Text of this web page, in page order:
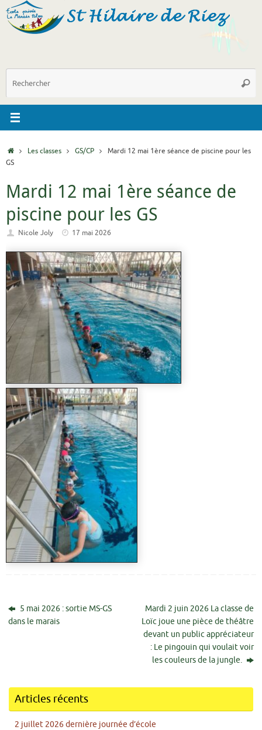
Passer
au
contenu
AccueilLes classes GS/CP
Mardi 12 mai 1ère séance de piscine pour les
GS
Mardi 12 mai 1ère séance de
piscine pour les GS
Nicole Joly 17 mai 2026
5 mai 2026 : sortie MS-GS
dans le marais
Mardi 2 juin 2026 La classe de
Loïc joue une pièce de théâtre
devant un public appréciateur
: Le pingouin qui voulait voir
les couleurs de la jungle.
Articles récents
2 juillet 2026 dernière journée d’école